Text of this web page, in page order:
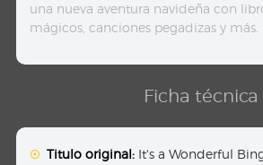
una nueva aventura navideña con
mágicos, canciones pegadizas y más.
Ficha técnica
Titulo original: It's a Wonderful